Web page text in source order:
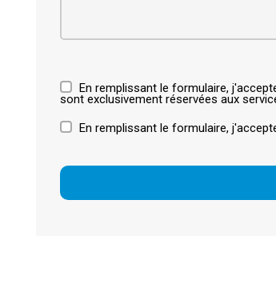
En remplissant le formulaire,
sont exclusivement réservées aux
En remplissant le formulaire,